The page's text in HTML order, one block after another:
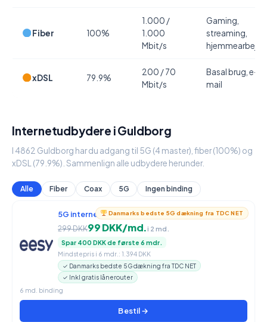
Fiber 100%
1.000 /
1.000
Mbit/s
Gaming,
streaming,
hjemmearbejde
xDSL 79.9%
200 / 70
Mbit/s
Basal brug, e-
mail
Internetudbydere i Guldborg
I 4862 Guldborg har du adgang til 5G (4 master), fiber (100%) og
xDSL (79.9%). Sammenlign alle udbydere herunder.
Alle Fiber Coax 5G Ingen binding
Danmarks bedste 5G dækning fra TDC NET
5G internet950 / 90 Mbit/s
299 DKK99 DKK/md.i 2 md.
Spar 400 DKK de første 6 mdr.
Mindstepris i 6 mdr.: 1.394 DKK
✓ Danmarks bedste 5G dækning fra TDC NET
✓ Inkl gratis lånerouter
6 md. binding
Bestil →